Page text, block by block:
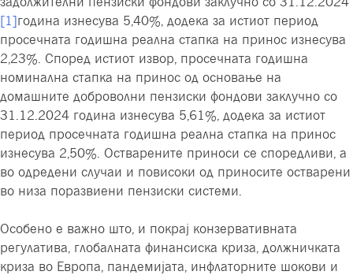
[1]година изнесува 5,40%, додека за истиот период
просечната годишна реална стапка на принос изнесува
2,23%. Според истиот извор, просечната годишна
номинална стапка на принос од основање на
домашните доброволни пензиски фондови заклучно со
31.12.2024 година изнесува 5,61%, додека за истиот
период просечната годишна реална стапка на принос
изнесува 2,50%. Остварените приноси се споредливи, а
во одредени случаи и повисоки од приносите остварени
во низа поразвиени пензиски системи.
Особено е важно што, и покрај конзервативната
регулатива, глобалната финансиска криза, должничката
криза во Европа, пандемијата, инфлаторните шокови и